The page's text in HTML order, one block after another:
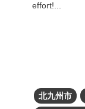
effort!...
北九州市